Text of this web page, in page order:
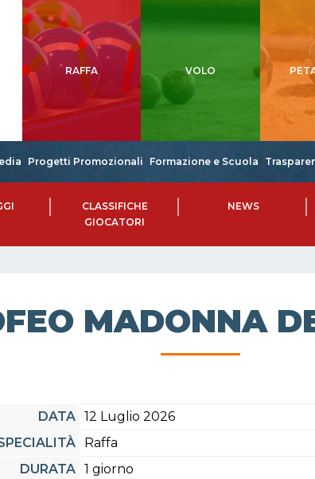
RAFFA VOLO
Progetti Promozionali Formazione e Scuola
CLASSIFICHE
GIOCATORI
NEWS
MADONNA
DATA 12 Luglio 2026
Raffa
DURATA 1 giorno